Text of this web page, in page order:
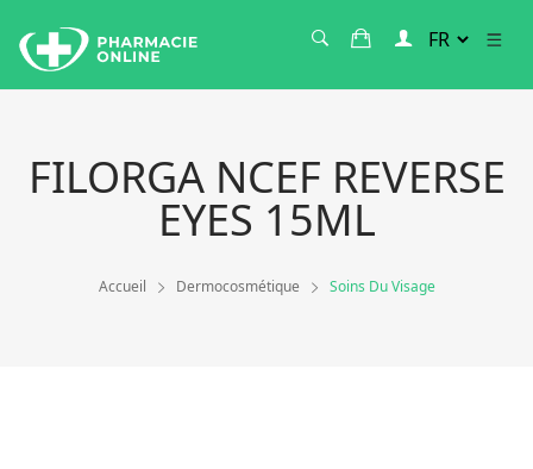
FILORGA NCEF REVERSE
EYES 15ML
Accueil Dermocosmétique Soins Du Visage